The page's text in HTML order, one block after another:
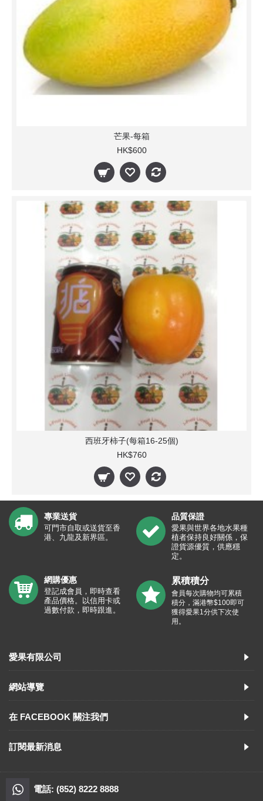
芒果-每箱
HK$600
西班牙柿子(每箱16-25個)
HK$760
專業送貨
可門市自取或送貨至香
港、九龍及新界區。
品質保證
愛果與世界各地水果種
植者保持良好關係，保
證貨源優質，供應穩
定。
網購優惠
登記成會員，即時查看
產品價格。以信用卡或
過數付款，即時跟進。
累積積分
會員每次購物均可累積
積分，滿港幣$100即可
獲得愛果1分供下次使
用。
愛果有限公司
網站導覽
在 FACEBOOK 關注我們
訂閱最新消息
電話: (852) 8222 8888